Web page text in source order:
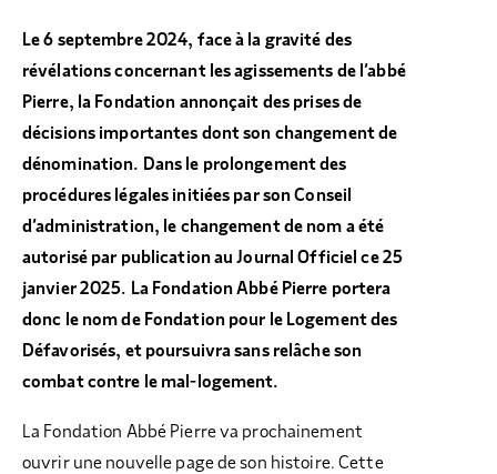
Le 6 septembre 2024, face à la gravité des
révélations concernant les agissements de l’abbé
Pierre, la Fondation annonçait des prises de
décisions importantes dont son changement de
dénomination. Dans le prolongement des
procédures légales initiées par son Conseil
d’administration, le changement de nom a été
autorisé par publication au Journal Officiel ce 25
janvier 2025. La Fondation Abbé Pierre portera
donc le nom de Fondation pour le Logement des
Défavorisés, et poursuivra sans relâche son
combat contre le mal-logement.
La Fondation Abbé Pierre va prochainement
ouvrir une nouvelle page de son histoire. Cette